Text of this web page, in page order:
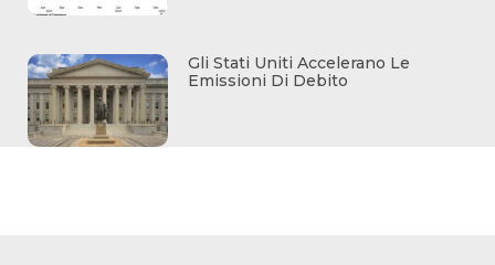
Gli Stati Uniti Accelerano Le
Emissioni Di Debito